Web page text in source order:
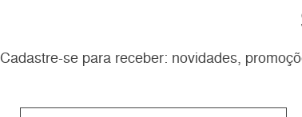
Cadastre-se para receber: novidades,